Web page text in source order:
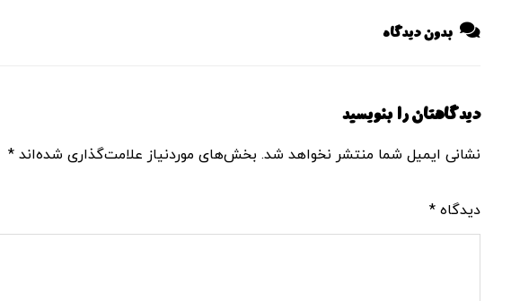
بدون دیدگاه
دیدگاهتان را بنویسید
نشانی ایمیل شما منتشر نخواهد شد. بخش‌های موردنیاز علامت‌گذاری شده‌اند *
دیدگاه *